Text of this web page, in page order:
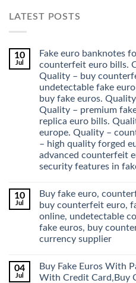
LATEST POSTS
10
Jul
Fake euro banknotes
counterfeit euro bills.
Quality – buy
undetectable fake
buy fake euros.
Quality – premium
replica euro bills.
europe. Quality –
– high quality forged
advanced counterfeit
security features in
10
Jul
Buy fake euro,
buy counterfeit euro,
online, undetectable
fake euros, buy
currency supplier
04
Jul
Buy Fake Euros With
With Credit Card,Buy